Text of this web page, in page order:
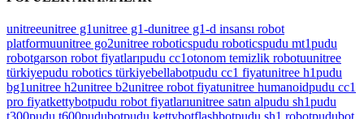
unitreeunitree g1unitree g1-dunitree g1-d insansı robot
platformuunitree go2unitree roboticspudu roboticspudu mt1pudu
robotgarson robot fiyatlarıpudu cc1otonom temizlik robotuunitree
türkiyepudu robotics türkiyebellabotpudu cc1 fiyatunitree h1pudu
bg1unitree h2unitree b2unitree robot fiyatunitree humanoidpudu cc1
pro fiyatkettybotpudu robot fiyatlarıunitree satın alpudu sh1pudu
t300pudu t600pudubotpudu kettybotflashbotpudu sh1 robotpudubot